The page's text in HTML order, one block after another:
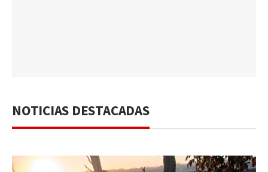
NOTICIAS DESTACADAS